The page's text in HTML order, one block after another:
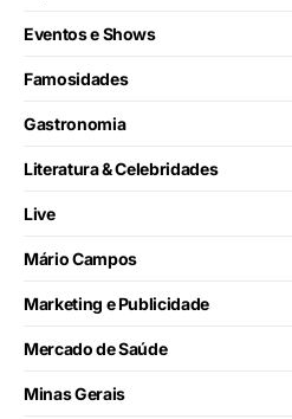
Eventos e Shows
Famosidades
Gastronomia
Literatura & Celebridades
Live
Mário Campos
Marketing e Publicidade
Mercado de Saúde
Minas Gerais